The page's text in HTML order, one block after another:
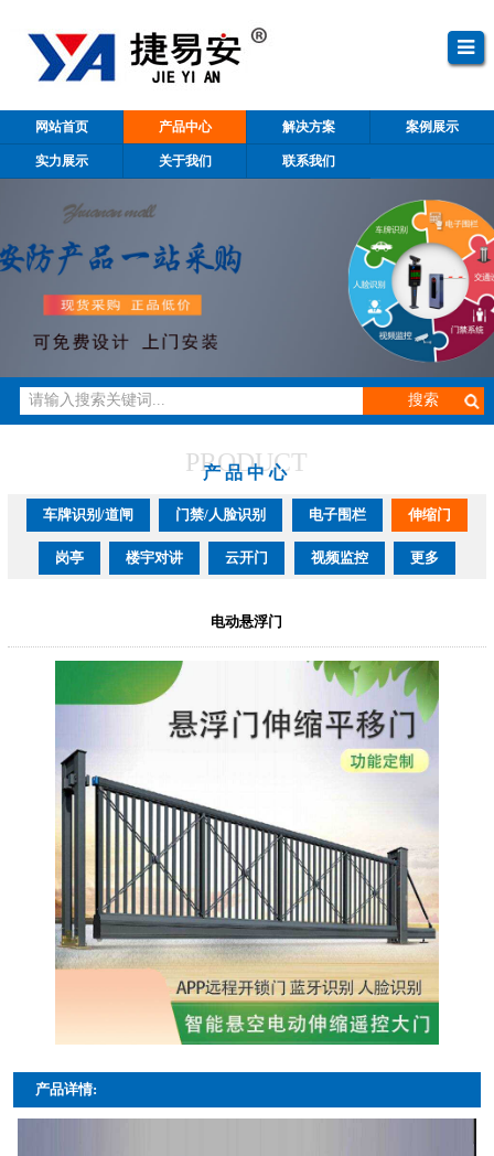
网站首页 产品中心 解决方案 案例展示
实力展示 关于我们 联系我们
PRODUCT
产品中心
车牌识别/道闸 门禁/人脸识别 电子围栏 伸缩门
岗亭 楼宇对讲 云开门 视频监控 更多
电动悬浮门
产品详情: